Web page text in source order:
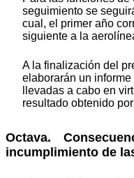
seguimiento se
cual, el primer año
siguiente a la
A la finalización del
elaborarán un
llevadas a cabo en
resultado obtenido
Octava.
incumplimiento de